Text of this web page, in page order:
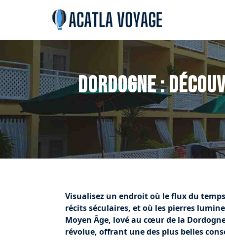
Dordogne :
Visualisez un endroit où le flux du
récits séculaires, et où les pierres
Moyen Âge, lové au cœur de la
révolue, offrant une des plus belles